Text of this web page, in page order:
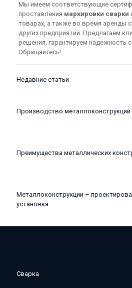
Мы имеем соответствующие
проставления маркировки сварки
товарах, а также во время аренды
других предприятий. Предлагаем
решения, гарантируем надежность
Обращайтесь!
Недавние статьи
Производство металлоконструкций
Преимущества металлических
Металлоконструкции –
установка
Сварка